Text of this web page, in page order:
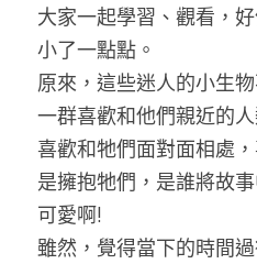
大家一起學習、觀看，
小了一點點。
原來，這些迷人的小生
一群喜歡和他們親近的人
喜歡和牠們面對面相處
是擁抱牠們，是誰將故
可愛啊!
雖然，覺得當下的時間